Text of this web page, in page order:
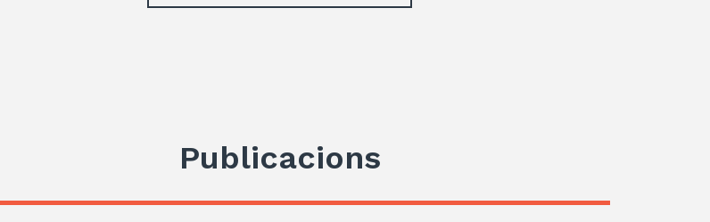
Publicacions